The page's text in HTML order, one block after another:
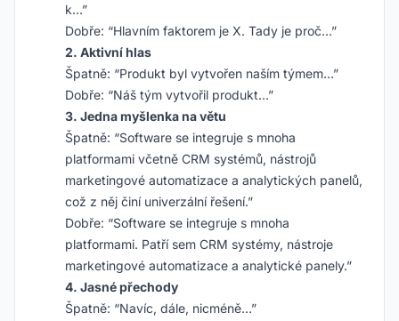
k…”
Dobře: “Hlavním faktorem je X. Tady je proč…”
2. Aktivní hlas
Špatně: “Produkt byl vytvořen naším týmem…”
Dobře: “Náš tým vytvořil produkt…”
3. Jedna myšlenka na větu
Špatně: “Software se integruje s mnoha
platformami včetně CRM systémů, nástrojů
marketingové automatizace a analytických panelů,
což z něj činí univerzální řešení.”
Dobře: “Software se integruje s mnoha
platformami. Patří sem CRM systémy, nástroje
marketingové automatizace a analytické panely.”
4. Jasné přechody
Špatně: “Navíc, dále, nicméně…”